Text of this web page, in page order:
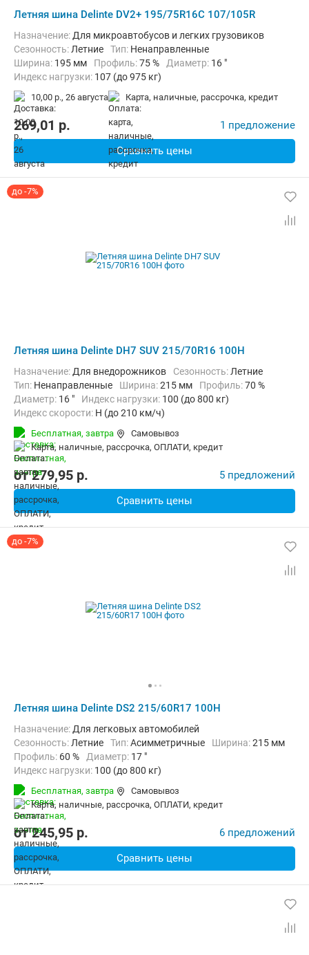
Летняя шина Delinte DV2+ 195/75R16C 107/105R
Назначение: Для микроавтобусов и легких грузовиков
Сезонность: Летние Тип: Ненаправленные
Ширина: 195 мм Профиль:75 % Диаметр: 16 "
Индекс нагрузки: 107 (до 975 кг)
Индекс скорости:
R (до 170 км/ч)
10,00 р., 26 августа карта, наличные, рассрочка, кредит
269,01 p. 1 предложение
Сравнить цены
до -7%
Летняя шина Delinte DH7 SUV 215/70R16 100H
Назначение: Для внедорожников Сезонность: Летние
Тип: Ненаправленные Ширина:215 мм Профиль:70 %
Диаметр: 16 " Индекс нагрузки: 100 (до 800 кг)
Индекс скорости: H (до 210 км/ч)
Бесплатная, завтра
Самовывоз
карта, наличные, рассрочка, ОПЛАТИ, кредит
от279,95 p. 5 предложений
Сравнить цены
до -7%
Летняя шина Delinte DS2 215/60R17 100H
Назначение: Для легковых автомобилей
Сезонность: Летние Тип:Асимметричные Ширина:215 мм
Профиль: 60 % Диаметр: 17 "
Индекс нагрузки: 100 (до 800 кг)
Индекс скорости:
Бесплатная, завтра
Самовывоз
карта, наличные, рассрочка, ОПЛАТИ, кредит
от245,95 p. 6 предложений
Сравнить цены